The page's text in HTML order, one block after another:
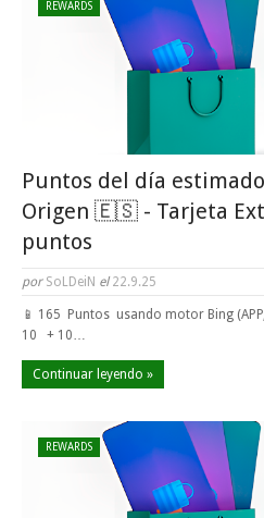
REWARDS
Puntos del día
Origen 🇪🇸 - Tarjeta
puntos
por SoLDeiN el22.9.25
📱 165 Puntos usando motor Bing
10 + 10…
Continuar leyendo »
REWARDS